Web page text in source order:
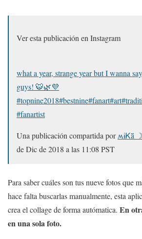
Ver esta publicación en Instagram
what a year, strange year but I wanna
guys! 🐯🌿💜
#fanartist
Una publicación compartida porʍɨᏦǟ ☽
de Dic de 2018 a las 11:08 PST
Para saber cuáles son tus nueve fotos que
hace falta buscarlas manualmente, esta
crea el collage de forma autómatica. En
en una sola foto.